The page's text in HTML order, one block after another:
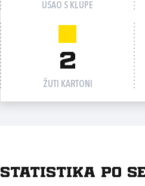
UŠAO S KLUPE
2
ŽUTI KARTONI
Statistika po